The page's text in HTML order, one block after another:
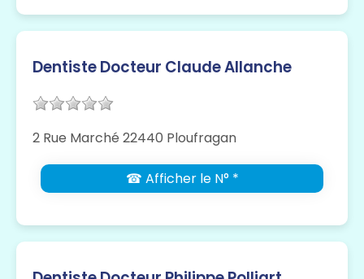
Dentiste Docteur Claude Allanche
2 Rue Marché 22440 Ploufragan
☎ Afficher le N° *